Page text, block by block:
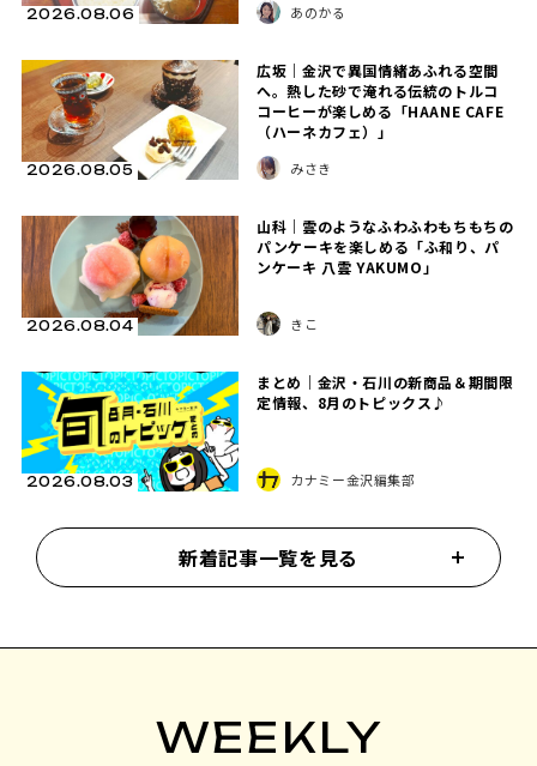
2026.08.06 あのかる
2026.08.05
広坂｜金沢で異国情緒あふれる空間
へ。熱した砂で淹れる伝統のトルコ
コーヒーが楽しめる「HAANE CAFE
（ハーネカフェ）」
みさき
2026.08.04
山科｜雲のようなふわふわもちもちの
パンケーキを楽しめる「ふ和り、パ
ンケーキ 八雲 YAKUMO」
きこ
2026.08.03
まとめ｜金沢・石川の新商品＆期間限
定情報、8月のトピックス♪
カナミー金沢編集部
新着記事一覧を見る
WEEKLY